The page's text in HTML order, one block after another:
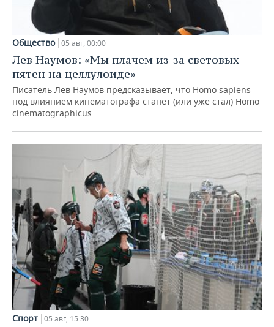
Общество 05 авг, 00:00
Лев Наумов: «Мы плачем из-за световых
пятен на целлулоиде»
Писатель Лев Наумов предсказывает, что Homo sapiens
под влиянием кинематографа станет (или уже стал) Homo
cinematographicus
Спорт 05 авг, 15:30